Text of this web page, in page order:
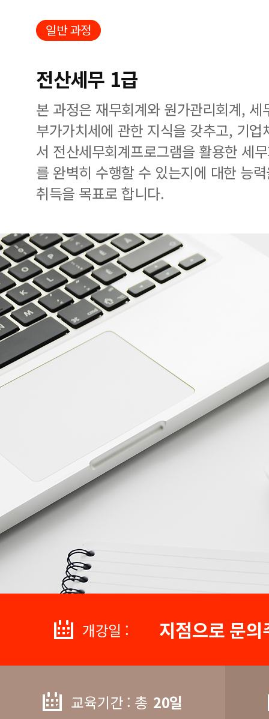
일반 과정
전산세무 1급
본 과정은 재무회계와 원가관리회계,
부가가치세에 관한 지식을 갖추고, 기
서 전산세무회계프로그램을 활용한 세
를 완벽히 수행할 수 있는지에 대한 능
취득을 목표로 합니다.
개강일 : 지점으로 문
교육기간 : 총 20일